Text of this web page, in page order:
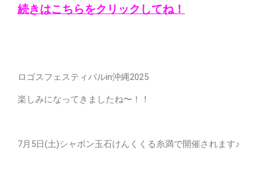
続きはこちらをクリックしてね！
ロゴスフェスティバルin沖縄2025
楽しみになってきましたね〜！！
7月5日(土)シャボン玉石けんくくる糸満で開催されます♪